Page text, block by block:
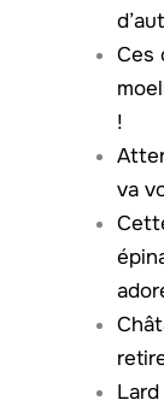
Ces
!
va